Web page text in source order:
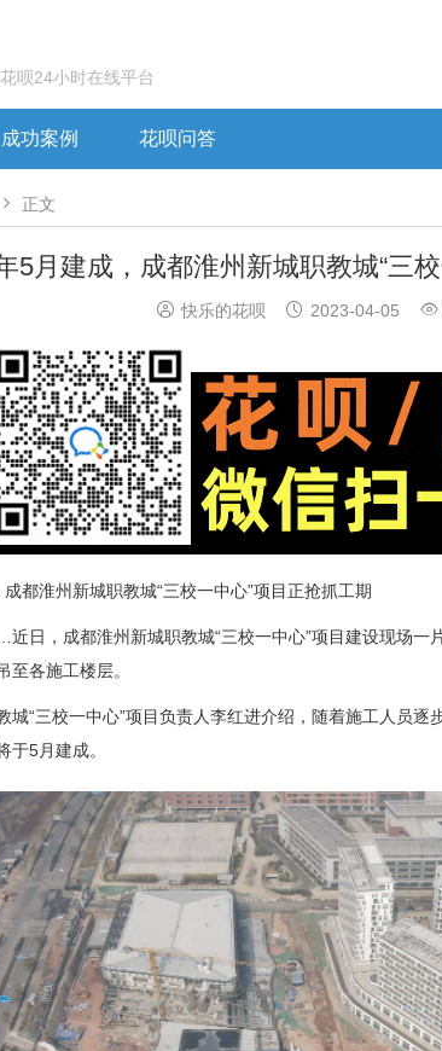
呗24小时在线平台
成功案例 花呗问答
 正文
5月建成，成都淮州新城职教城“三
 快乐的花呗  2023-04-05 
都淮州新城职教城“三校一中心”项目正抢抓工期
日，成都淮州新城职教城“三校一中心”项目建设现场一
至各施工楼层。
城“三校一中心”项目负责人李红进介绍，随着施工人员
于5月建成。